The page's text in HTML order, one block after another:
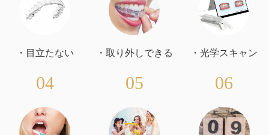
・目立たない ・取り外しできる ・光学スキャン
04 05 06